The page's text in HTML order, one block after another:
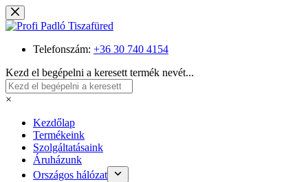
Skip
to
Telefonszám: +36 30 740 4154
Kezd el begépelni a keresett termék nevét...
×
Kezdőlap
Termékeink
Szolgáltatásaink
Áruházunk
Országos hálózat